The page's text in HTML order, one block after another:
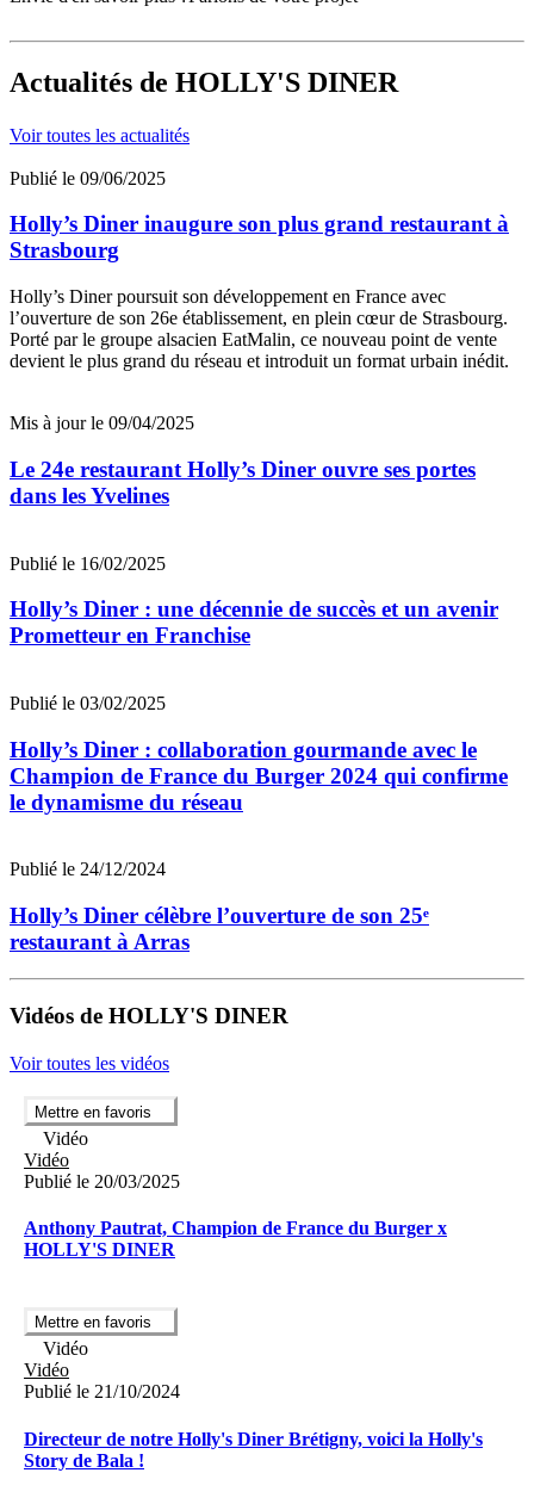
Actualités de HOLLY'S DINER
Voir toutes les actualités
Publié le 09/06/2025
Holly’s Diner inaugure son plus grand restaurant à
Strasbourg
Holly’s Diner poursuit son développement en France avec
l’ouverture de son 26e établissement, en plein cœur de Strasbourg.
Porté par le groupe alsacien EatMalin, ce nouveau point de vente
devient le plus grand du réseau et introduit un format urbain inédit.
Mis à jour le 09/04/2025
Le 24e restaurant Holly’s Diner ouvre ses portes
dans les Yvelines
Publié le 16/02/2025
Holly’s Diner : une décennie de succès et un avenir
Prometteur en Franchise
Publié le 03/02/2025
Holly’s Diner : collaboration gourmande avec le
Champion de France du Burger 2024 qui confirme
le dynamisme du réseau
Publié le 24/12/2024
Holly’s Diner célèbre l’ouverture de son 25ᵉ
restaurant à Arras
Vidéos de HOLLY'S DINER
Voir toutes les vidéos
Mettre en favoris
Vidéo
Vidéo
Publié le 20/03/2025
Anthony Pautrat, Champion de France du Burger x
HOLLY'S DINER
Mettre en favoris
Vidéo
Vidéo
Publié le 21/10/2024
Directeur de notre Holly's Diner Brétigny, voici la Holly's
Story de Bala !